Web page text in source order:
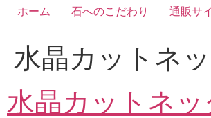
ホーム 石へのこだわり 通販サ
水晶カットネ
水晶カットネッ